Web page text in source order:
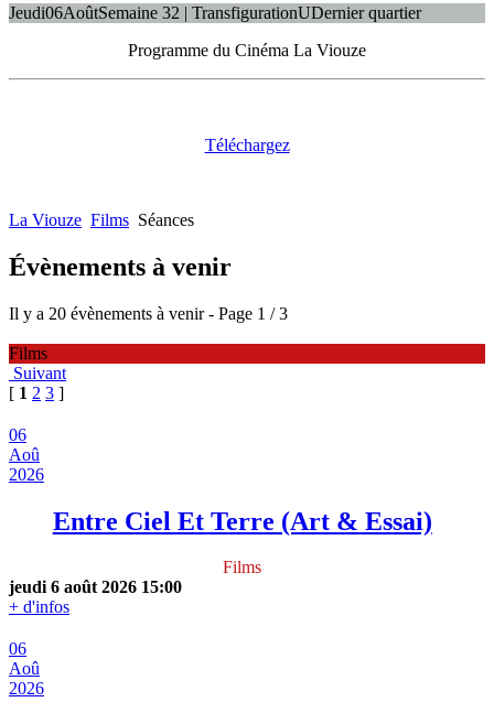
Jeudi06AoûtSemaine 32 | TransfigurationUDernier quartier
Programme du Cinéma La Viouze
Téléchargez
La Viouze Films Séances
Évènements à venir
Il y a 20 évènements à venir - Page 1 / 3
Films
Suivant
[ 1 2 3 ]
06
Aoû
2026
Entre Ciel Et Terre (Art & Essai)
Films
jeudi 6 août 2026 15:00
+ d'infos
06
Aoû
2026